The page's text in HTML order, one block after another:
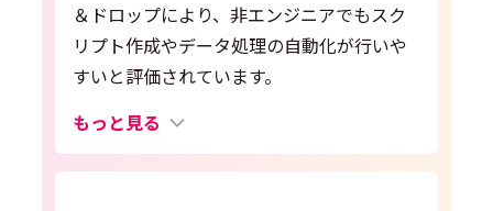
＆ドロップにより、非エンジニアでもスク
リプト作成やデータ処理の自動化が行いや
すいと評価されています。
もっと見る